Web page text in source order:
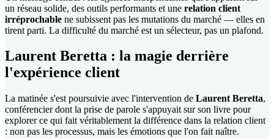
un réseau solide, des outils performants et une relation client
irréprochable ne subissent pas les mutations du marché — elles en
tirent parti. La difficulté du marché est un sélecteur, pas un plafond.
Laurent Beretta : la magie derrière
l'expérience client
La matinée s'est poursuivie avec l'intervention de Laurent Beretta,
conférencier dont la prise de parole s'appuyait sur son livre pour
explorer ce qui fait véritablement la différence dans la relation client
: non pas les processus, mais les émotions que l'on fait naître.